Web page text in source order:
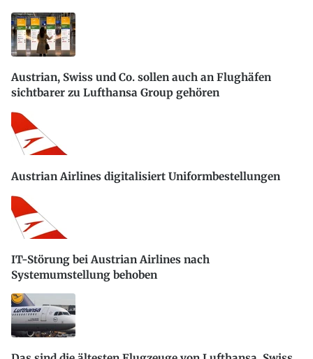
Austrian, Swiss und Co. sollen auch an Flughäfen
sichtbarer zu Lufthansa Group gehören
Austrian Airlines digitalisiert Uniformbestellungen
IT-Störung bei Austrian Airlines nach
Systemumstellung behoben